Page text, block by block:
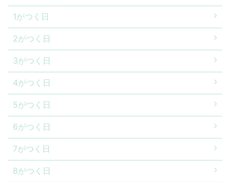
1がつく日
2がつく日
3がつく日
4がつく日
5がつく日
6がつく日
7がつく日
8がつく日